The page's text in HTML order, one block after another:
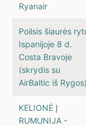
Ryanair
Poilsis šiaurės
Ispanijoje 8 d.
Costa Bravoje
(skrydis su
AirBaltic iš Rygos)
KELIONĖ Į
RUMUNIJA -